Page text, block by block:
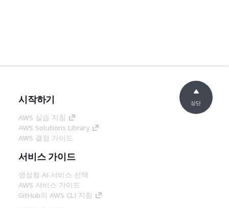
시작하기
AWS 실습 지침
AWS Solutions Library
AWS 결정 가이드
서비스 가이드
생성형 AI 서비스 선택
AWS 서비스 가이드
GitHub의 AWS CLI 지침
상단